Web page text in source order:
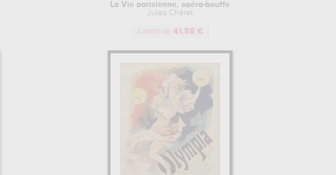
La Vie parisienne, opéra-bouffe
Jules Chéret
A partir de 41.58 €